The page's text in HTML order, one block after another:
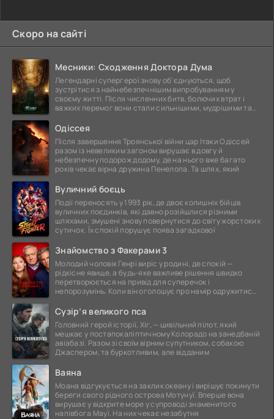
Скоро на сайті
Месники: Сходження Доктора Дума
Легендарні супергерої знову об'єднуються, щоб
зустрітися з найнебезпечнішим випробуванням у
своєму житті. Після численних битв, болючих втрат і
важких перемог вони стали сильнішими, мудрішими та
Одіссея
Після завершення Троянської війни цар Ітаки Одіссей
разом із невеликим загоном вирушає в довгу й
небезпечну подорож додому, де на нього вже багато
років чекає вірна дружина Пенелопа. Та шлях, який
Вуличний боєць
Події переносять у 1993 рік, де двоє колишніх бійців
вуличних поєдинків, які давно розійшлися різними
шляхами, змушені знову повернутися до світу жорстоких
сутичок. Їх спокій порушує поява загадкової
Знайомство з Факерами 3
Молодий чоловік Генрі виріс у родині, де спокій —
рідкісне явище, а будь-яке важливе рішення швидко
перетворюється на привід для суперечок і
непорозумінь. Коли він оголошує про намір одружитися,
Сузір’я великого пса
Головний герой історії, Хіг, — цивільний пілот, який
мешкає у постапокаліптичному Колорадо на занедбаній
авіабазі. Разом зі своїм вірним супутником, собакою
Джаспером, та буркотливим, але відданим
Ваяна
Моана відгукується на заклик океану і вирішує покинути
береги свого рідного острова Мотунуї. Вперше вона
вирушає у відкрите море у супроводі знаменитого
напівбога Мауї. На них чекає незабутня